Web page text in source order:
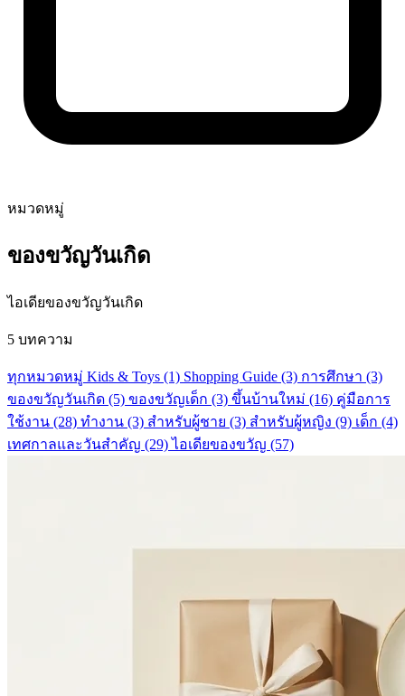
หมวดหมู่
ของขวัญวันเกิด
ไอเดียของขวัญวันเกิด
5 บทความ
ทุกหมวดหมู่ Kids & Toys (1) Shopping Guide (3) การศึกษา (3)
ของขวัญวันเกิด (5) ของขวัญเด็ก (3) ขึ้นบ้านใหม่ (16) คู่มือการ
ใช้งาน (28) ทำงาน (3) สำหรับผู้ชาย (3) สำหรับผู้หญิง (9) เด็ก (4)
เทศกาลและวันสำคัญ (29) ไอเดียของขวัญ (57)